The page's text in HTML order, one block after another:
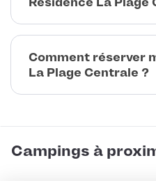
Comment réserver
La Plage Centrale ?
Campings à